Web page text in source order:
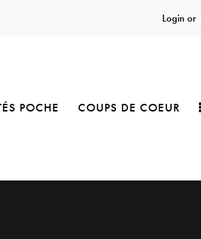
Login or
POCHE COUPS DE COEUR